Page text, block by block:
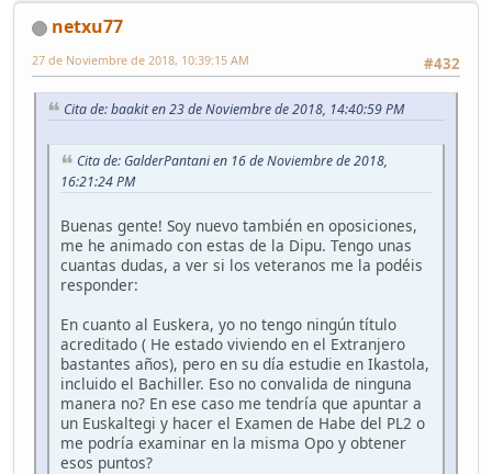
netxu77
#432
27 de Noviembre de 2018, 10:39:15 AM
Cita de: baakit en 23 de Noviembre de 2018, 14:40:59 PM
Cita de: GalderPantani en 16 de Noviembre de 2018,
16:21:24 PM
Buenas gente! Soy nuevo también en oposiciones,
me he animado con estas de la Dipu. Tengo unas
cuantas dudas, a ver si los veteranos me la podéis
responder:
En cuanto al Euskera, yo no tengo ningún título
acreditado ( He estado viviendo en el Extranjero
bastantes años), pero en su día estudie en Ikastola,
incluido el Bachiller. Eso no convalida de ninguna
manera no? En ese caso me tendría que apuntar a
un Euskaltegi y hacer el Examen de Habe del PL2 o
me podría examinar en la misma Opo y obtener
esos puntos?